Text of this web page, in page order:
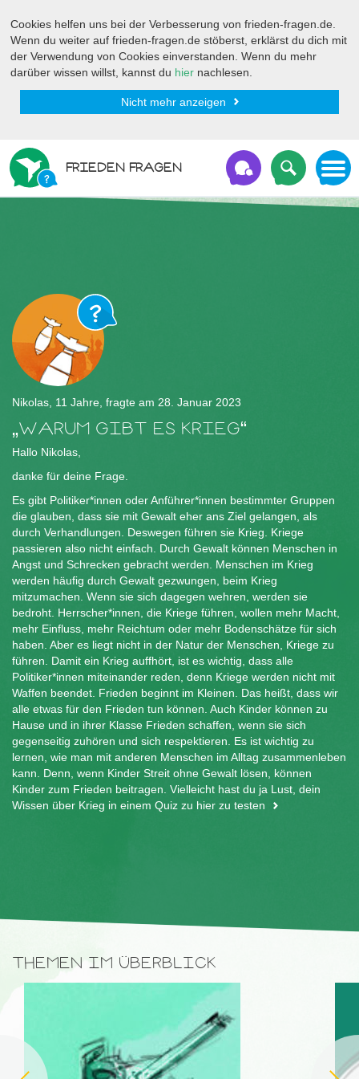
Cookies helfen uns bei der Verbesserung von frieden-fragen.de.
Wenn du weiter auf frieden-fragen.de stöberst, erklärst du dich mit
der Verwendung von Cookies einverstanden. Wenn du mehr
darüber wissen willst, kannst du hier nachlesen.
Nicht mehr anzeigen
FRIEDEN FRAGEN
Nikolas, 11 Jahre, fragte am 28. Januar 2023
WARUM GIBT ES KRIEG
Hallo Nikolas,
danke für deine Frage.
Es gibt Politiker*innen oder Anführer*innen bestimmter Gruppen
die glauben, dass sie mit Gewalt eher ans Ziel gelangen, als
durch Verhandlungen. Deswegen führen sie Krieg. Kriege
passieren also nicht einfach. Durch Gewalt können Menschen in
Angst und Schrecken gebracht werden. Menschen im Krieg
werden häufig durch Gewalt gezwungen, beim Krieg
mitzumachen. Wenn sie sich dagegen wehren, werden sie
bedroht. Herrscher*innen, die Kriege führen, wollen mehr Macht,
mehr Einfluss, mehr Reichtum oder mehr Bodenschätze für sich
haben. Aber es liegt nicht in der Natur der Menschen, Kriege zu
führen. Damit ein Krieg auffhört, ist es wichtig, dass alle
Politiker*innen miteinander reden, denn Kriege werden nicht mit
Waffen beendet. Frieden beginnt im Kleinen. Das heißt, dass wir
alle etwas für den Frieden tun können. Auch Kinder können zu
Hause und in ihrer Klasse Frieden schaffen, wenn sie sich
gegenseitig zuhören und sich respektieren. Es ist wichtig zu
lernen, wie man mit anderen Menschen im Alltag zusammenleben
kann. Denn, wenn Kinder Streit ohne Gewalt lösen, können
Kinder zum Frieden beitragen. Vielleicht hast du ja Lust, dein
Wissen über Krieg in einem Quiz zu hier zu testen
THEMEN IM ÜBERBLICK